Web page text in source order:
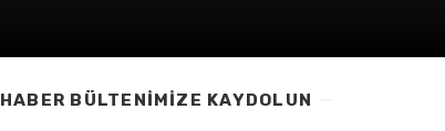
HABER BÜLTENIMIZE KAYDOLUN